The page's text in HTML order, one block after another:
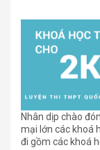
Nhân dịp chào
mại lớn các khoá
đi gồm các khoá